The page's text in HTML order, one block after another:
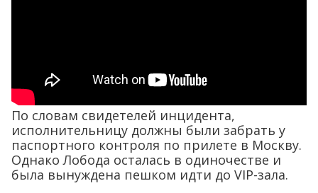
По словам свидетелей инцидента,
исполнительницу должны были забрать у
паспортного контроля по прилете в Москву.
Однако Лобода осталась в одиночестве и
была вынуждена пешком идти до VIP-зала.